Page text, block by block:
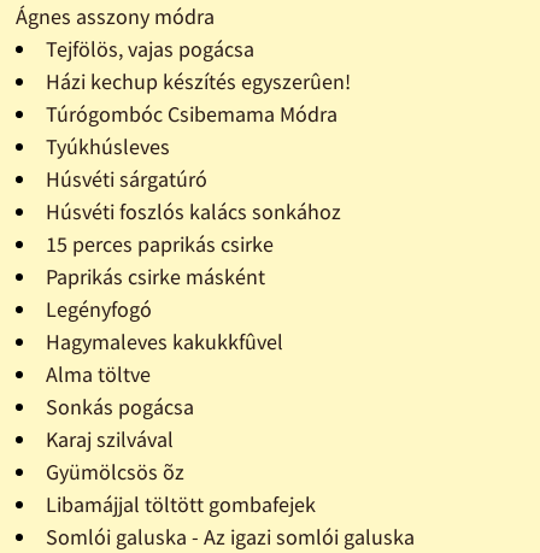
Ágnes asszony módra
Tejfölös, vajas pogácsa
Házi kechup készítés egyszerûen!
Túrógombóc Csibemama Módra
Tyúkhúsleves
Húsvéti sárgatúró
Húsvéti foszlós kalács sonkához
15 perces paprikás csirke
Paprikás csirke másként
Legényfogó
Hagymaleves kakukkfûvel
Alma töltve
Sonkás pogácsa
Karaj szilvával
Gyümölcsös õz
Libamájjal töltött gombafejek
Somlói galuska - Az igazi somlói galuska